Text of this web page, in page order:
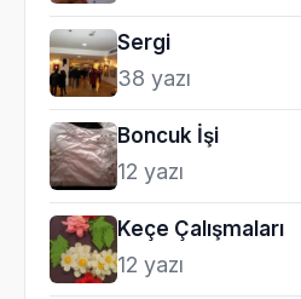
Sergi
38 yazı
Boncuk İşi
12 yazı
Keçe Çalışmaları
12 yazı